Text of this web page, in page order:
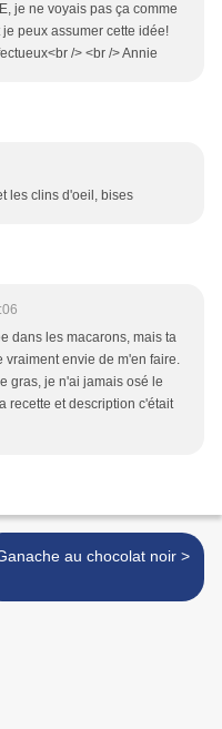
je ne voyais pas ça comme
peux assumer cette idée!
/> <br /> Annie
les clins d'oeil, bises
dans les macarons, mais ta
vraiment envie de m'en faire.
gras, je n'ai jamais osé le
recette et description c'était
Ganache au chocolat noir >